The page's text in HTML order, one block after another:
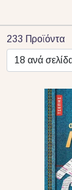
233 Προϊόντα